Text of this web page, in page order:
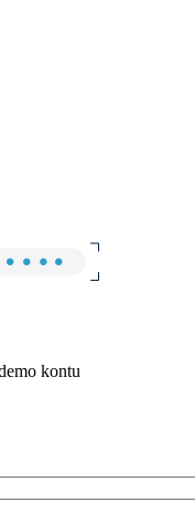
kontu